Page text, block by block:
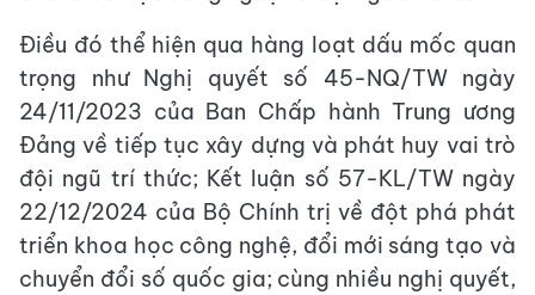
Điều đó thể hiện qua hàng loạt dấu mốc quan
trọng như Nghị quyết số 45-NQ/TW ngày
24/11/2023 của Ban Chấp hành Trung ương
Đảng về tiếp tục xây dựng và phát huy vai trò
đội ngũ trí thức; Kết luận số 57-KL/TW ngày
22/12/2024 của Bộ Chính trị về đột phá phát
triển khoa học công nghệ, đổi mới sáng tạo và
chuyển đổi số quốc gia; cùng nhiều nghị quyết,